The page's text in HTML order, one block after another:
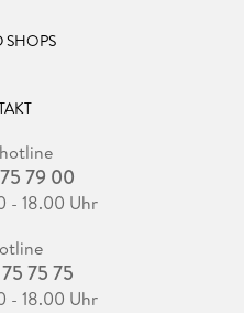
SHOPS
79 00
- 18.00 Uhr
75 75
- 18.00 Uhr